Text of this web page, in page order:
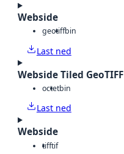
Webside
geotiffbin
Last ned
Webside Tiled GeoTIFF
octetbin
Last ned
Webside
tifftif